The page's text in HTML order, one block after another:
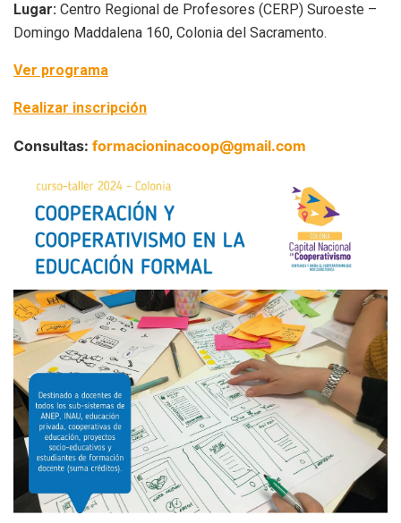
Lugar: Centro Regional de Profesores (CERP) Suroeste –
Domingo Maddalena 160, Colonia del Sacramento.
Ver programa
Realizar inscripción
Consultas: formacioninacoop@gmail.com